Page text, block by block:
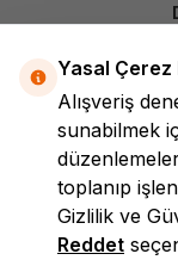
Yasal Çerez
Alışveriş
sunabilmek
toplanıp
Gizlilik ve
Reddet